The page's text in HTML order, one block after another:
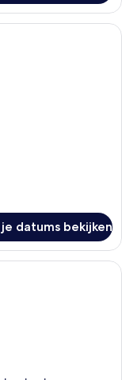
hotel met een
datums bekijken
met een groot bed,